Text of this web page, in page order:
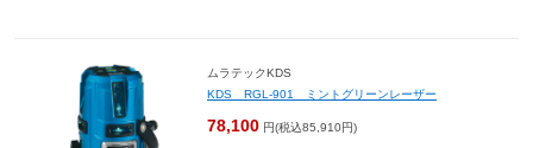
ムラテックKDS
KDS RGL-901 ミントグリーンレーザー
78,100 円(税込85,910円)